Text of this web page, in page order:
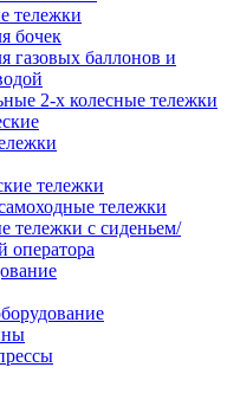
тележки
бочек
газовых баллонов и
2-х колесные тележки
тележки
тележки
тележки с сиденьем/
оператора